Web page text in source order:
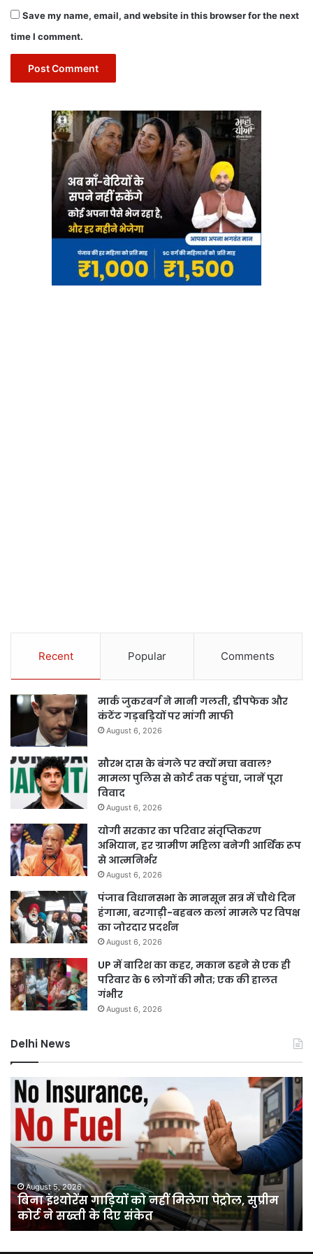
Save my name, email, and website in this browser for the next
time I comment.
Recent Popular Comments
मार्क जुकरबर्ग ने मानी गलती, डीपफेक और
कंटेंट गड़बड़ियों पर मांगी माफी
August 6, 2026
सौरभ दास के बंगले पर क्यों मचा बवाल?
मामला पुलिस से कोर्ट तक पहुंचा, जानें पूरा
विवाद
August 6, 2026
योगी सरकार का परिवार संतृप्तिकरण
अभियान, हर ग्रामीण महिला बनेगी आर्थिक रूप
से आत्मनिर्भर
August 6, 2026
पंजाब विधानसभा के मानसून सत्र में चौथे दिन
हंगामा, बरगाड़ी-बहबल कलां मामले पर विपक्ष
का जोरदार प्रदर्शन
August 6, 2026
UP में बारिश का कहर, मकान ढहने से एक ही
परिवार के 6 लोगों की मौत; एक की हालत
गंभीर
August 6, 2026
Delhi News
बिना
इंश्योरेंस
गाड़ियों
नहीं
मिलेगा
पेट्रोल,
सुप्रीम
कोर्ट
सख्ती
August 5, 2026
बिना इंश्योरेंस गाड़ियों को नहीं मिलेगा पेट्रोल, सुप्रीम
कोर्ट ने सख्ती के दिए संकेत
में
का